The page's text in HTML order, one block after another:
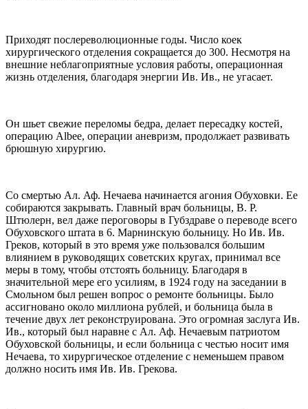
Приходят послереволюционные годы. Число коек
хирургического отделения сокращается до 300. Несмотря на
внешние неблагоприятные условия работы, операционная
жизнь отделения, благодаря энергии Ив. Ив., не угасает.
Он шьет свежие переломы бедра, делает пересадку костей,
операцию Albee, операции аневризм, продолжает развивать
брюшную хирургию.
Со смертью Ал. Аф. Нечаева начинается агония Обуховки. Ее
собираются закрывать. Главный врач больницы, В. Р.
Штюлерн, вел даже пероговоры в Губздраве о переводе всего
Обуховского штата в 6. Марнинскую больницу. Но Ив. Ив.
Греков, который в это время уже пользовался большим
влиянием в руководящих советских кругах, принимал все
меры в тому, чтобы отстоять больницу. Благодаря в
значительной мере его усилиям, в 1924 году на заседании в
Смольном был решен вопрос о ремонте больницы. Было
ассигновано около миллиона рублей, и больница была в
течение двух лет реконструирована. Это огромная заслуга Ив.
Ив., который был наравне с Ал. Аф. Нечаевым патриотом
Обуховской больницы, и если больница с честью носит имя
Нечаева, то хирургическое отделение с неменьшем правом
должно носить имя Ив. Ив. Грекова.